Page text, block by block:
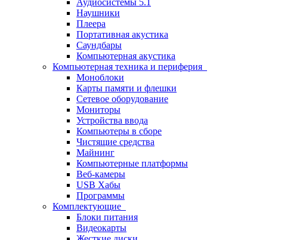
Аудиосистемы 5.1
Наушники
Плеера
Портативная акустика
Саундбары
Компьютерная акустика
Компьютерная техника и периферия
Моноблоки
Карты памяти и флешки
Сетевое оборудование
Мониторы
Устройства ввода
Компьютеры в сборе
Чистящие средства
Майнинг
Компьютерные платформы
Веб-камеры
USB Хабы
Программы
Комплектующие
Блоки питания
Видеокарты